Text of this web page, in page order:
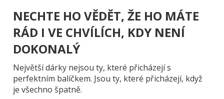
NECHTE HO VĚDĚT, ŽE HO MÁTE
RÁD I VE CHVÍLÍCH, KDY NENÍ
DOKONALÝ
Největší dárky nejsou ty, které přicházejí s
perfektním balíčkem. Jsou ty, které přicházejí, když
je všechno špatně.